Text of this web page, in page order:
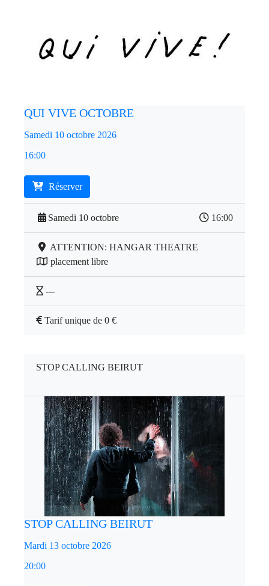
QUI VIVE OCTOBRE
Samedi 10 octobre 2026
16:00
Réserver
Samedi 10 octobre 16:00
ATTENTION: HANGAR THEATRE
placement libre
---
Tarif unique de 0 €
STOP CALLING BEIRUT
STOP CALLING BEIRUT
Mardi 13 octobre 2026
20:00